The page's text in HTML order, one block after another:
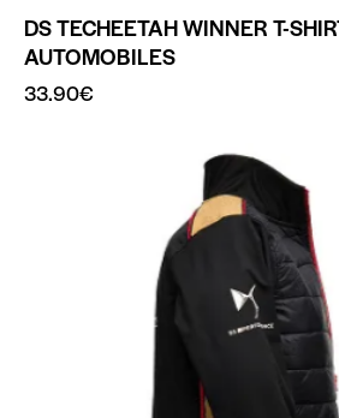
DS TECHEETAH WINNER T-
AUTOMOBILES
33.90€